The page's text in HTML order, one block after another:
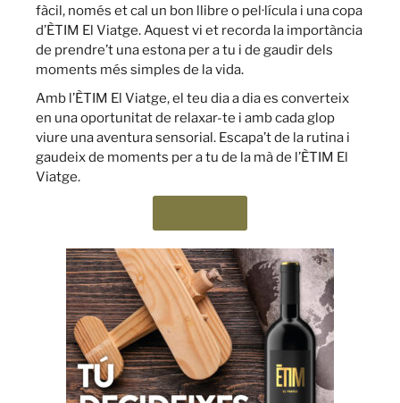
fàcil, només et cal un bon llibre o pel·lícula i una copa
d’ÈTIM El Viatge. Aquest vi et recorda la importància
de prendre’t una estona per a tu i de gaudir dels
moments més simples de la vida.
Amb l’ÈTIM El Viatge, el teu dia a dia es converteix
en una oportunitat de relaxar-te i amb cada glop
viure una aventura sensorial. Escapa’t de la rutina i
gaudeix de moments per a tu de la mà de l’ÈTIM El
Viatge.